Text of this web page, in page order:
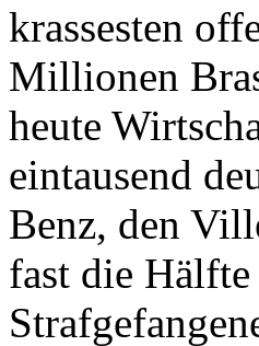
krassesten
Millionen
heute
eintausend
Benz, den
fast die